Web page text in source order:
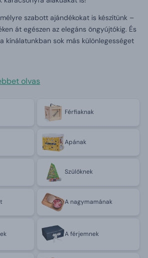
szabott ajándékokat is készítünk –
át egészen az elegáns öngyújtókig. És
kínálatunkban sok más különlegességet
olvas
Férfiaknak
Apának
Szülőknek
A nagymamának
A férjemnek